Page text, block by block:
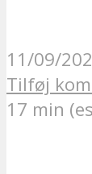
11/09/
Tilføj
17 min